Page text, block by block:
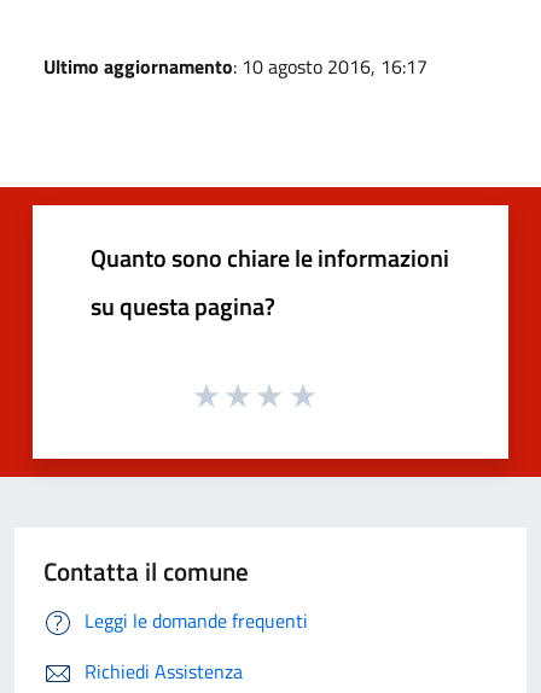
Ultimo aggiornamento: 10 agosto 2016, 16:17
Quanto sono chiare le informazioni
su questa pagina?
Contatta il comune
Leggi le domande frequenti
Richiedi Assistenza